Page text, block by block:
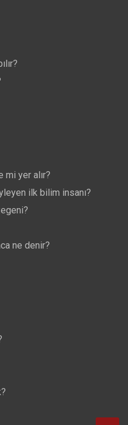
mi yer alır?
ilk bilim insanı?
ne denir?